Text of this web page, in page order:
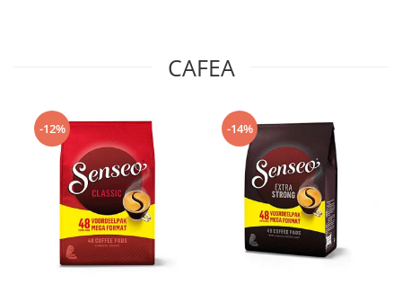
CAFEA
-12% -14%